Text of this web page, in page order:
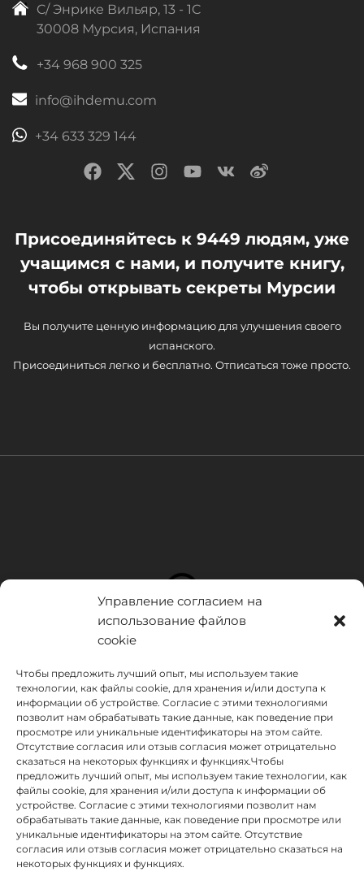
Управление согласием на
использование файлов
cookie
Чтобы предложить лучший опыт, мы используем такие
технологии, как файлы cookie, для хранения и/или доступа к
информации об устройстве. Согласие с этими технологиями
позволит нам обрабатывать такие данные, как поведение при
просмотре или уникальные идентификаторы на этом сайте.
Отсутствие согласия или отзыв согласия может отрицательно
сказаться на некоторых функциях и функциях.Чтобы
предложить лучший опыт, мы используем такие технологии, как
файлы cookie, для хранения и/или доступа к информации об
устройстве. Согласие с этими технологиями позволит нам
обрабатывать такие данные, как поведение при просмотре или
уникальные идентификаторы на этом сайте. Отсутствие
согласия или отзыв согласия может отрицательно сказаться на
некоторых функциях и функциях.
C/ Энрике Вильяр, 13 - 1C
30008 Мурсия, Испания
+34 968 900 325
info@ihdemu.com
+34 633 329 144
Присоединяйтесь к 9449 людям, уже
учащимся с нами, и получите книгу,
чтобы открывать секреты Мурсии
Вы получите ценную информацию для улучшения своего
испанского.
Присоединиться легко и бесплатно. Отписаться тоже просто.
INSTITUTO HISPANICO DE MURCIA, SOCIEDAD LIMITADA был
бенефициаром Европейского фонда регионального развития,
целью которого является развитие использования и качества
информационных и коммуникационных технологий и их
доступности, и благодаря которому он внедрил следующие
решения: присутствие в Интернете через его Веб-сайт.